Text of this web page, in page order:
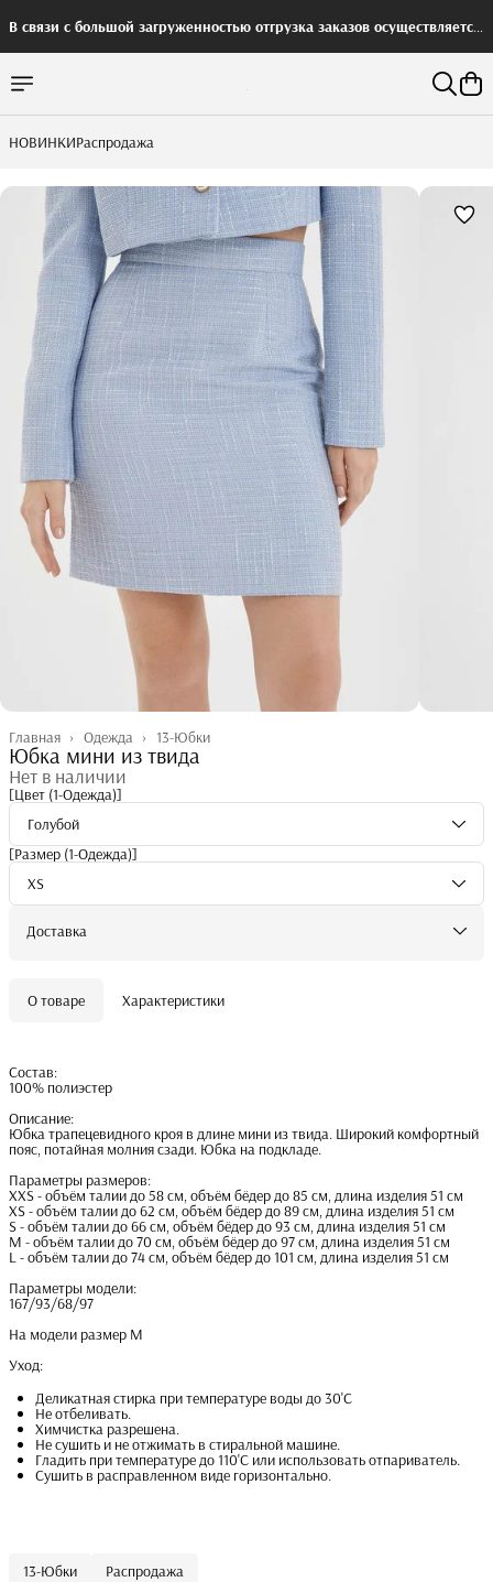
В связи с большой загруженностью отгрузка заказов осуществляется
НОВИНКИРаспродажа
13-Юбки
Одежда ›
Главная ›
Юбка мини из твида
Нет в наличии
[Цвет (1-Одежда)]
Голубой
[Размер (1-Одежда)]
XS
Доставка
О товаре Характеристики
Состав:
100% полиэстер
Описание:
Юбка трапецевидного кроя в длине мини из твида. Широкий комфортный
пояс, потайная молния сзади. Юбка на подкладе.
Параметры размеров:
XXS - объём талии до 58 см, объём бёдер до 85 см, длина изделия 51 см
XS - объём талии до 62 см, объём бёдер до 89 см, длина изделия 51 см
S - объём талии до 66 см, объём бёдер до 93 см, длина изделия 51 см
M - объём талии до 70 см, объём бёдер до 97 см, длина изделия 51 см
L - объём талии до 74 см, объём бёдер до 101 см, длина изделия 51 см
Параметры модели:
167/93/68/97
На модели размер M
Уход:
Деликатная стирка при температуре воды до 30'С
Не отбеливать.
Химчистка разрешена.
Не сушить и не отжимать в стиральной машине.
Гладить при температуре до 110'С или использовать отпариватель.
Сушить в расправленном виде горизонтально.
13-Юбки Распродажа